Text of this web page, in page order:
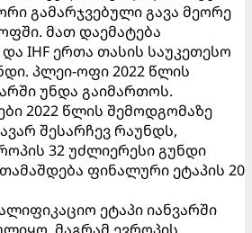
გამარჯვებული გავა მეორე
მათ დაემატება
IHF ერთა თასის საუკეთესო
პლეი-ოფი 2022 წლის
უნდა გაიმართოს.
2022 წლის შემოდგომაზე
შესარჩევ რაუნდს,
32 უძლიერესი გუნდი
ფინალური ეტაპის 20
ეტაპი იანვარში